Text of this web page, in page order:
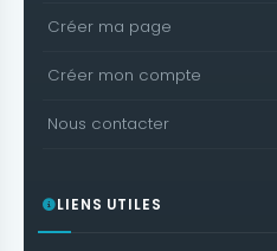
Créer ma page
Créer mon compte
Nous contacter
LIENS UTILES